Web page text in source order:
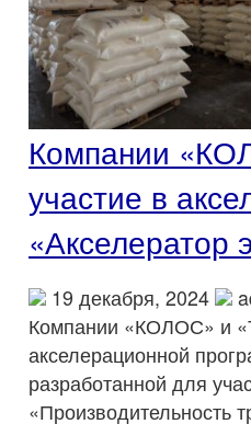
Компании
участие в
«Акселератор
19 декабря, 2024
Компании «КОЛОС» и
акселерационной
разработанной для
«Производительность